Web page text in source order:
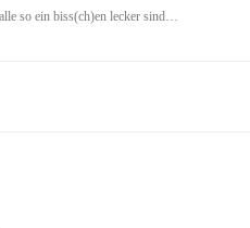
so ein biss(ch)en lecker sind…